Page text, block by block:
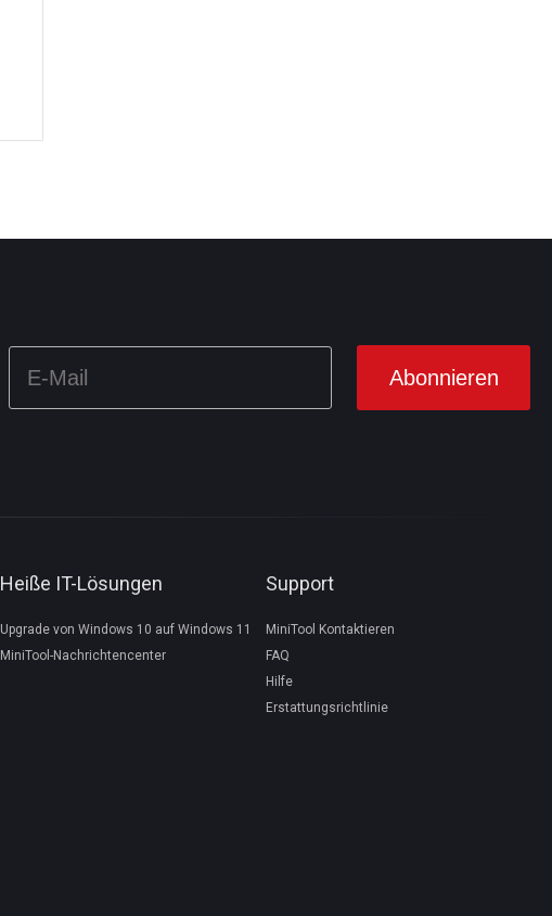
Heiße IT-Lösungen
Upgrade von Windows 10 auf Windows 11
MiniTool-Nachrichtencenter
Support
MiniTool Kontaktieren
FAQ
Hilfe
Erstattungsrichtlinie